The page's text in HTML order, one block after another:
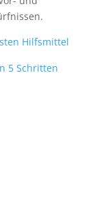
Hilfsmittel
5 Schritten